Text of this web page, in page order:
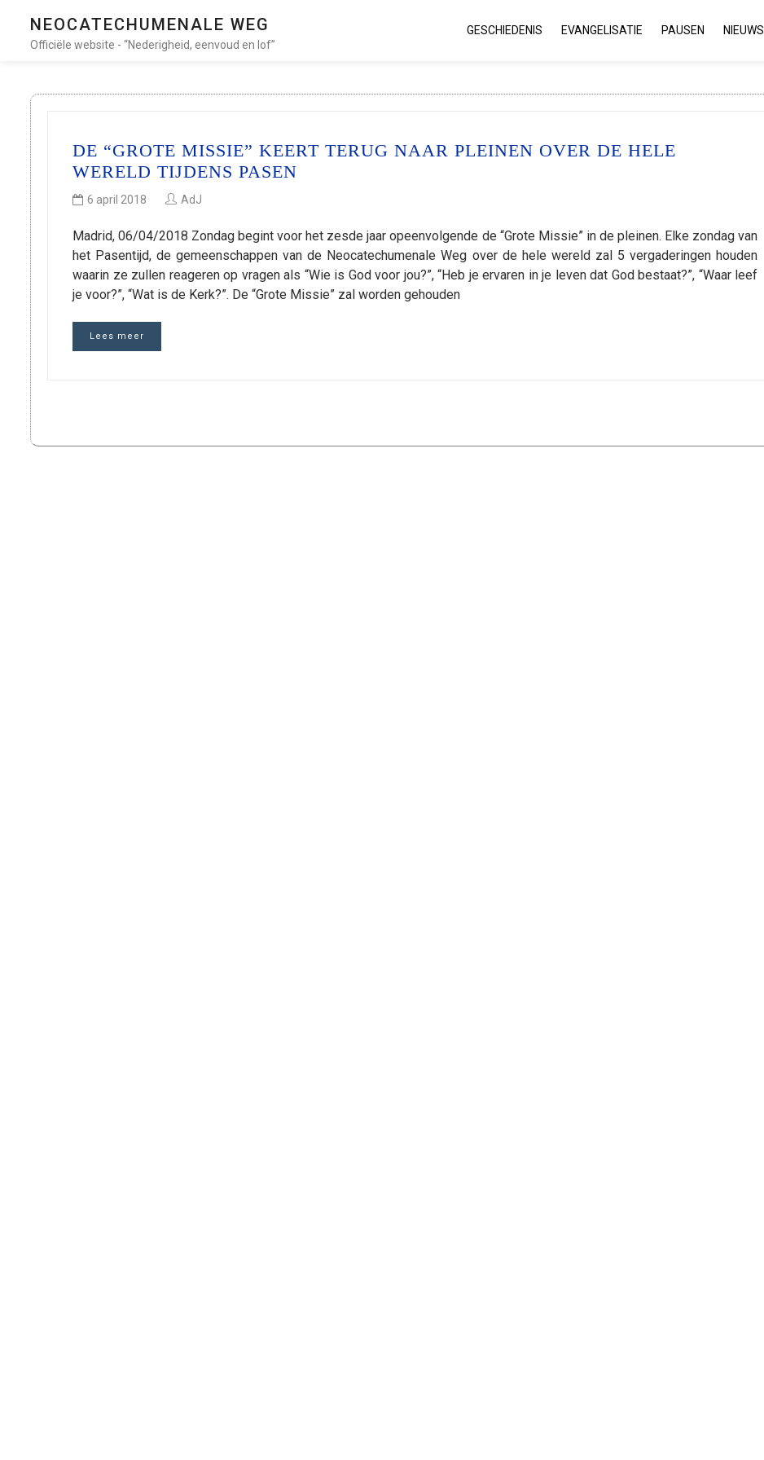
NEOCATECHUMENALE WEG
Officiële website - “Nederigheid, eenvoud en lof”
GESCHIEDENIS EVANGELISATIE PAUSEN NIEUWS
DE “GROTE MISSIE” KEERT TERUG NAAR PLEINEN OVER DE HELE
WERELD TIJDENS PASEN
6 april 2018 AdJ
Madrid, 06/04/2018 Zondag begint voor het zesde jaar opeenvolgende de “Grote Missie” in de pleinen. Elke zondag van
het Pasentijd, de gemeenschappen van de Neocatechumenale Weg over de hele wereld zal 5 vergaderingen houden
waarin ze zullen reageren op vragen als “Wie is God voor jou?”, “Heb je ervaren in je leven dat God bestaat?”, “Waar leef
je voor?”, “Wat is de Kerk?”. De “Grote Missie” zal worden gehouden
Lees meer